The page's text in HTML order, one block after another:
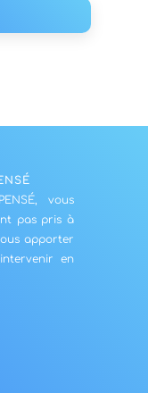
vous
pas pris à
apporter
en